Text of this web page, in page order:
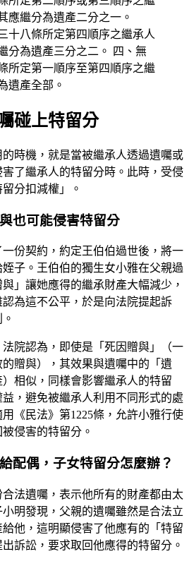
應繼分為遺產二分之一。
十八條所定第四順序之繼承人
分為遺產三分之二。 四、無
所定第一順序至第四順序之繼
遺產全部。
碰上特留分
時機，就是當被繼承人透過遺囑或
了繼承人的特留分時。此時，受侵
分扣減權」。
也可能侵害特留分
份契約，約定王伯伯過世後，將一
子。王伯伯的獨生女小雅在父親過
」讓她應得的繼承財產大幅減少，
為這不公平，於是向法院提起訴
院認為，即使是「死因贈與」（一
贈與），其效果與遺囑中的「遺
相似，同樣會影響繼承人的特留
，避免被繼承人利用不同形式的處
《民法》第1225條，允許小雅行使
侵害的特留分。
配偶，子女特留分怎麼辦？
法遺囑，表示他所有的財產都由太
明發現，父親的遺囑雖然是合法立
他，這明顯侵害了他應有的「特留
訴訟，要求取回他應得的特留分。